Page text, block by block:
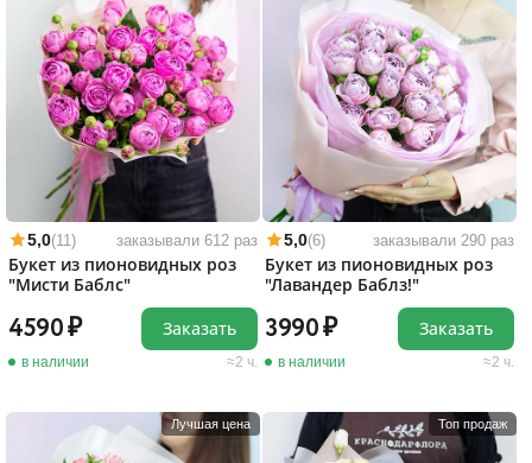
5,0(11) заказывали 612 раз
Букет из пионовидных роз
"Мисти Баблс"
4590
в наличии 2 ч.
Заказать
5,0(6) заказывали 290 раз
Букет из пионовидных роз
"Лавандер Баблз!"
3990
в наличии 2 ч.
Заказать
Лучшая цена Топ продаж